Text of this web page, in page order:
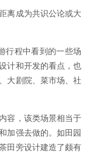
离成为共识公论或大
行程中看到的一些场
计和开发的看点，也
大剧院、菜市场、社
容，该类场景相当于
加强去做的。如田园
田旁设计建造了颇有